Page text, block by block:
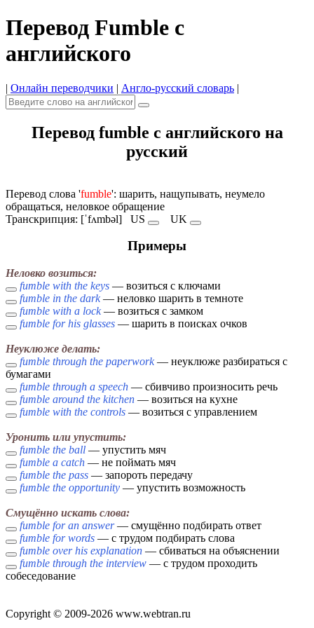
Перевод Fumble с
английского
| Онлайн переводчики | Англо-русский словарь |
Перевод fumble с английского на
русский
Перевод слова 'fumble': шарить, нащупывать, неумело
обращаться, неловкое обращение
Транскрипция: [ˈfʌmbəl] US UK
Примеры
Неловко возиться:
fumble with the keys — возиться с ключами
fumble in the dark— неловко шарить в темноте
fumble with a lock— возиться с замком
fumble for his glasses — шарить в поисках очков
Неуклюже делать:
fumble through the paperwork— неуклюже разбираться с
бумагами
fumble through a speech — сбивчиво произносить речь
fumble around the kitchen — возиться на кухне
fumble with the controls — возиться с управлением
Уронить или упустить:
fumble the ball — упустить мяч
fumble a catch — не поймать мяч
fumble the pass — запороть передачу
fumble the opportunity — упустить возможность
Смущённо искать слова:
fumble for an answer— смущённо подбирать ответ
fumble for words — с трудом подбирать слова
fumble over his explanation — сбиваться на объяснении
fumble through the interview — с трудом проходить
собеседование
Copyright © 2009-2026 www.webtran.ru